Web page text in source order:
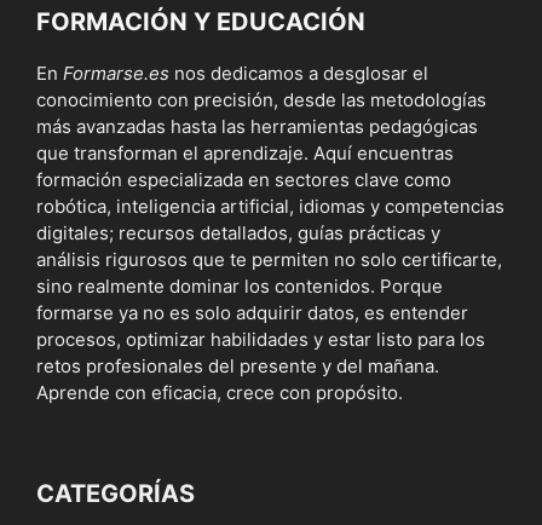
FORMACIÓN Y EDUCACIÓN
En Formarse.es nos dedicamos a desglosar el
conocimiento con precisión, desde las metodologías
más avanzadas hasta las herramientas pedagógicas
que transforman el aprendizaje. Aquí encuentras
formación especializada en sectores clave como
robótica, inteligencia artificial, idiomas y competencias
digitales; recursos detallados, guías prácticas y
análisis rigurosos que te permiten no solo certificarte,
sino realmente dominar los contenidos. Porque
formarse ya no es solo adquirir datos, es entender
procesos, optimizar habilidades y estar listo para los
retos profesionales del presente y del mañana.
Aprende con eficacia, crece con propósito.
CATEGORÍAS